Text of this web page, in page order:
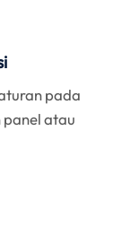
pada
atau